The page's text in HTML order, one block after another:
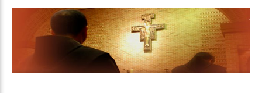
Sketchbook5, 스케치북5
Sketchbook5, 스케치북5